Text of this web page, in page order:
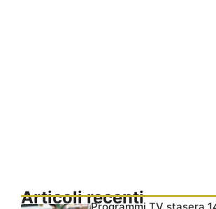
Articoli recenti